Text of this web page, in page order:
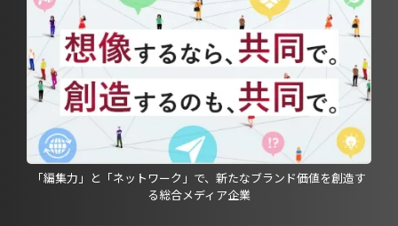
「編集力」と「ネットワーク」で、新たなブランド価値を創造す
る総合メディア企業